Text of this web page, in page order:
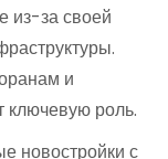
из-за своей
и
ключевую роль.
новостройки с